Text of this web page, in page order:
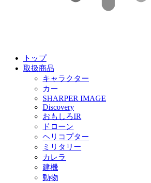
トップ
取扱商品
キャラクター
カー
SHARPER IMAGE
Discovery
おもしろIR
ドローン
ヘリコプター
ミリタリー
カレラ
建機
動物